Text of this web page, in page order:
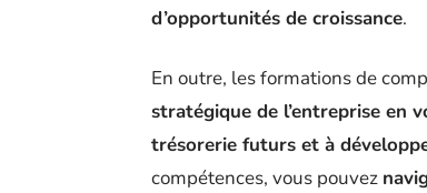
d’opportunités de croissance.
En outre, les formations de
stratégique de l’entreprise en
trésorerie futurs et à
compétences, vous pouvez